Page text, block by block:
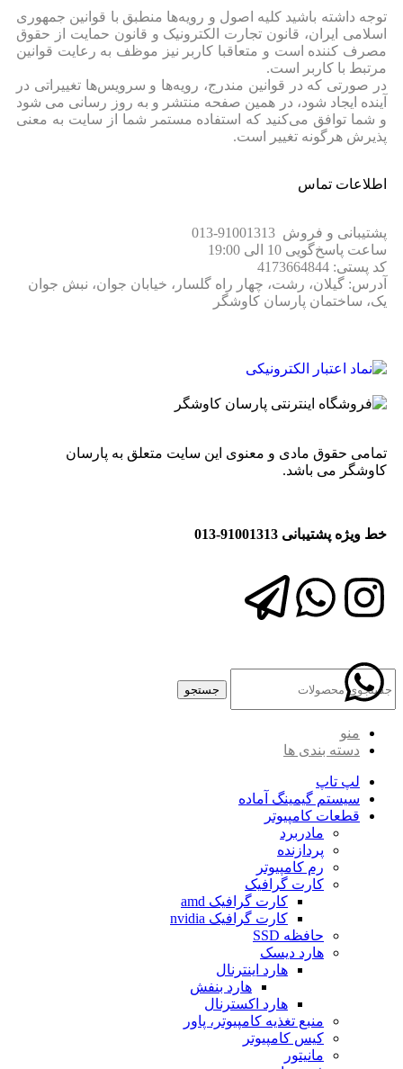
توجه داشته باشید کلیه اصول و رویه‏‌ها منطبق با قوانین جمهوری
اسلامی ایران، قانون تجارت الکترونیک و قانون حمایت از حقوق
مصرف کننده است و متعاقبا کاربر نیز موظف به رعایت قوانین
مرتبط با کاربر است.
در صورتی که در قوانین مندرج، رویه‏‌ها و سرویس‏‌ها تغییراتی در
آینده ایجاد شود، در همین صفحه منتشر و به روز رسانی می شود
و شما توافق می‏‌کنید که استفاده مستمر شما از سایت به معنی
پذیرش هرگونه تغییر است.
اطلاعات تماس
پشتیبانی و فروش 91001313-013
ساعت پاسخ‌گویی 10 الی 19:00
کد پستی: 4173664844
آدرس: گیلان، رشت، چهار راه گلسار، خیابان جوان، نبش جوان
یک، ساختمان پارسان کاوشگر
تمامی حقوق مادی و معنوی این سایت متعلق به پارسان
کاوشگر می باشد.
خط ویژه پشتیبانی 91001313-013
جستجو
منو
دسته بندی ها
لپ تاپ
سیستم گیمینگ آماده
قطعات کامپیوتر
مادربرد
پردازنده
رم کامپیوتر
کارت گرافیک
کارت گرافیک amd
کارت گرافیک nvidia
حافظه SSD
هارد دیسک
هارد اینترنال
هارد بنفش
هارد اکسترنال
منبع تغذیه کامپیوتر، پاور
کیس کامپیوتر
مانیتور